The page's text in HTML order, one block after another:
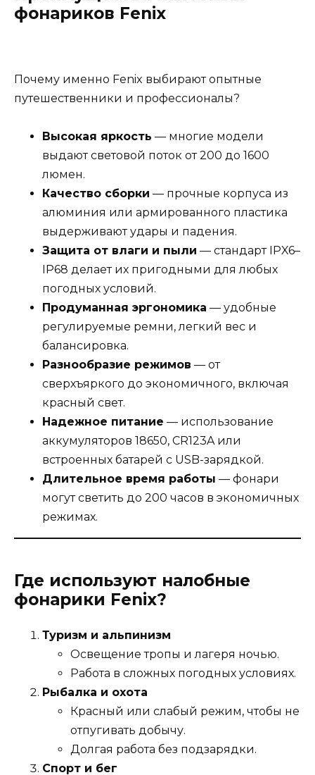
фонариков Fenix
Почему именно Fenix выбирают опытные
путешественники и профессионалы?
Высокая яркость — многие модели
выдают световой поток от 200 до 1600
люмен.
Качество сборки — прочные корпуса из
алюминия или армированного пластика
выдерживают удары и падения.
Защита от влаги и пыли — стандарт IPX6–
IP68 делает их пригодными для любых
погодных условий.
Продуманная эргономика — удобные
регулируемые ремни, легкий вес и
балансировка.
Разнообразие режимов — от
сверхъяркого до экономичного, включая
красный свет.
Надежное питание — использование
аккумуляторов 18650, CR123A или
встроенных батарей с USB-зарядкой.
Длительное время работы — фонари
могут светить до 200 часов в экономичных
режимах.
Где используют налобные
фонарики Fenix?
Туризм и альпинизм
Освещение тропы и лагеря ночью.
Работа в сложных погодных условиях.
Рыбалка и охота
Красный или слабый режим, чтобы не
отпугивать добычу.
Долгая работа без подзарядки.
Спорт и бег